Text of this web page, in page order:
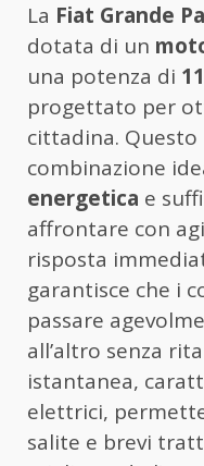
La Fiat Grande
dotata di un
una potenza di
progettato per
cittadina.
combinazione
energetica e
affrontare con
risposta
garantisce che i
passare
all’altro senza
istantanea,
elettrici,
salite e brevi